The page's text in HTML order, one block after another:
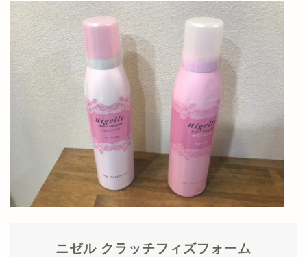
ニゼル クラッチフィズフォーム